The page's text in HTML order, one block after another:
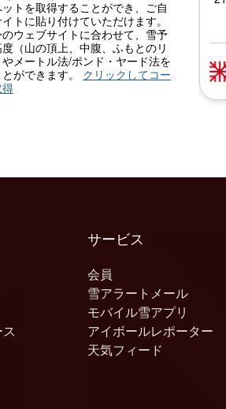
トを取得することができ、ご自
トに貼り付けていただけます。
ウェブサイトに合わせて、雪予
（山の頂上、中腹、ふもとのリ
メートル法/ポンド・ヤード法を
ができます。 クリックしてコー
サービス
会員
雪アラートメール
モバイル雪アプリ
アイボールレポーター
天気フィード